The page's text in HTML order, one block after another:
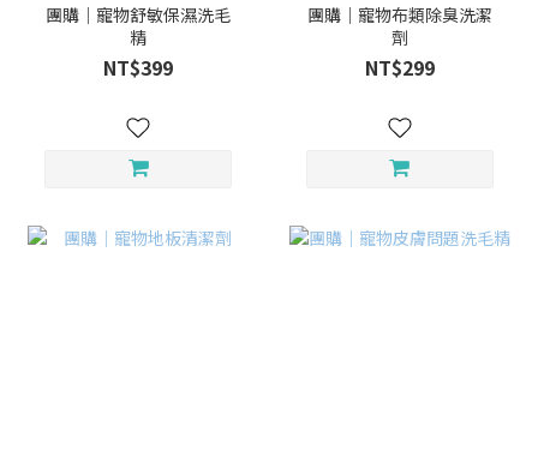
團購｜寵物舒敏保濕洗毛
精
NT$399
團購｜寵物布類除臭洗潔
劑
NT$299